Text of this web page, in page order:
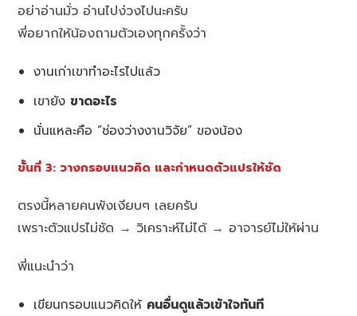
อย่าอ่านมั่ว อ่านไปง่วงไปนะครับ
พี่อยากให้น้องถามตัวเองทุกครั้งว่า
งานเก่าเขาทำอะไรไปแล้ว
เขายัง ขาดอะไร
นั่นแหละคือ “ช่องว่างงานวิจัย” ของน้อง
ขั้นที่ 3: วางกรอบแนวคิด และกำหนดตัวแปรให้ชัด
ตรงนี้หลายคนพังเงียบๆ เลยครับ
เพราะตัวแปรไม่ชัด → วิเคราะห์ไม่ได้ → อาจารย์ไม่ให้ผ่าน
พี่แนะนำว่า
เขียนกรอบแนวคิดให้ คนอื่นดูแล้วเข้าใจทันที